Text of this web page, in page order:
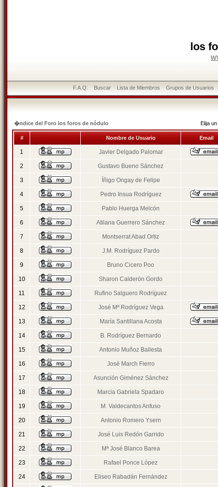
los
F.A.Q. Buscar Lista de Miembros Grupos de Usuarios
�ndice del Foro los foros de nódulo Elija
# Nombre de Usuario Email
1 Javier Delgado Palomar
2 Gustavo Bueno Sánchez
3 Íñigo Ongay de Felipe
4 Pedro Insua Rodríguez
5 Pablo Huerga Melcón
6 Atilana Guerrero Sánchez
7 Montserrat Abad Ortiz
8 J.M. Rodríguez Pardo
9 Bruno Cicero Poo
10 Sharon Calderón Gordo
11 Rufino Salguero Rodríguez
12 José Mª Rodríguez Vega
13 María Santillana Acosta
14 B. Rodríguez Bernardo
15 Antonio Muñoz Ballesta
16 José March Fierro
17 Asunción Giménez Sánchez
18 Marcia Gabriela Spadaro
19 M. Valdecantos Anfuso
20 Antonio Romero Ysern
21 José Luis Redón Garrido
22 Mª José Blanco Barea
23 Rafael Ponce López
24 Eliseo Rabadán Fernández